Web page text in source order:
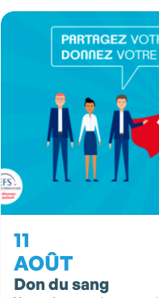
11
AOÛT
Don du sang